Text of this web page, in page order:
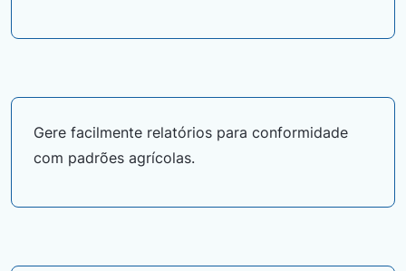
Gere facilmente relatórios para conformidade
com padrões agrícolas.